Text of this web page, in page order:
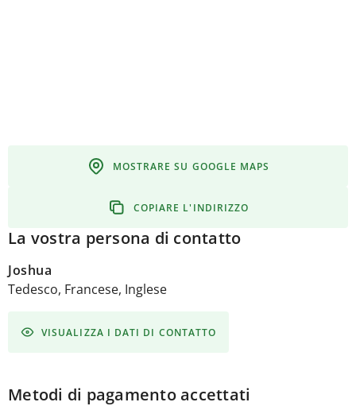
MOSTRARE SU GOOGLE MAPS
COPIARE L'INDIRIZZO
La vostra persona di contatto
Joshua
Tedesco, Francese, Inglese
VISUALIZZA I DATI DI CONTATTO
Metodi di pagamento accettati